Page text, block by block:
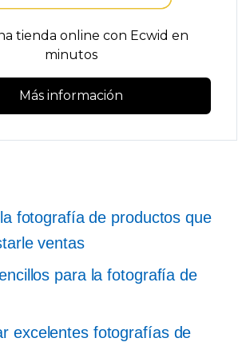
tienda online con Ecwid en
minutos
Más información
fotografía de productos que
ventas
para la fotografía de
excelentes fotografías de